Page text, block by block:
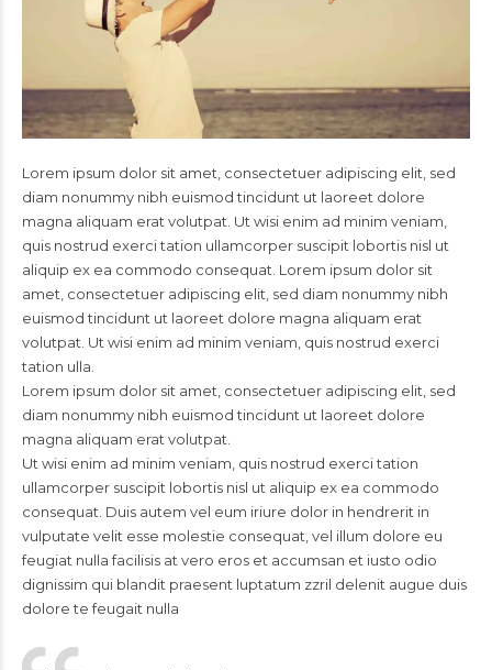
Lorem ipsum dolor sit amet, consectetuer adipiscing elit, sed
diam nonummy nibh euismod tincidunt ut laoreet dolore
magna aliquam erat volutpat. Ut wisi enim ad minim veniam,
quis nostrud exerci tation ullamcorper suscipit lobortis nisl ut
aliquip ex ea commodo consequat. Lorem ipsum dolor sit
amet, consectetuer adipiscing elit, sed diam nonummy nibh
euismod tincidunt ut laoreet dolore magna aliquam erat
volutpat. Ut wisi enim ad minim veniam, quis nostrud exerci
tation ulla.
Lorem ipsum dolor sit amet, consectetuer adipiscing elit, sed
diam nonummy nibh euismod tincidunt ut laoreet dolore
magna aliquam erat volutpat.
Ut wisi enim ad minim veniam, quis nostrud exerci tation
ullamcorper suscipit lobortis nisl ut aliquip ex ea commodo
consequat. Duis autem vel eum iriure dolor in hendrerit in
vulputate velit esse molestie consequat, vel illum dolore eu
feugiat nulla facilisis at vero eros et accumsan et iusto odio
dignissim qui blandit praesent luptatum zzril delenit augue duis
dolore te feugait nulla